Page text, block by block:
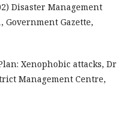
Disaster Management
Government Gazette,
Xenophobic attacks, Dr
Management Centre,